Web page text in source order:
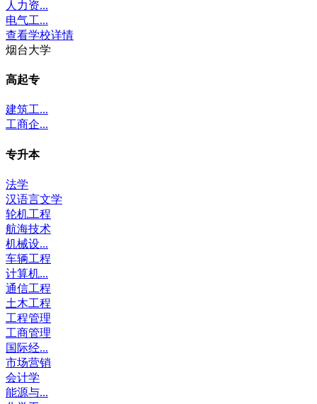
人力资...
电气工...
查看学校详情
烟台大学
高起专
建筑工...
工商企...
专升本
法学
汉语言文学
轮机工程
航海技术
机械设...
车辆工程
计算机...
通信工程
土木工程
工程管理
工商管理
国际经...
市场营销
会计学
能源与...